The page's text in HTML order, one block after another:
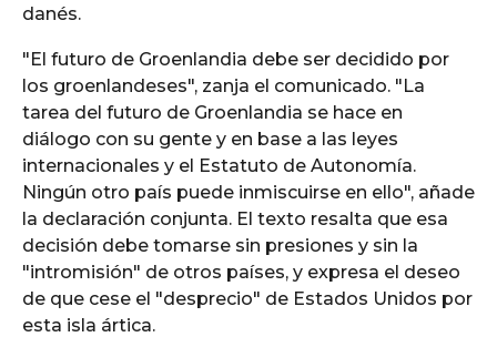
danés.
"El futuro de Groenlandia debe ser decidido por
los groenlandeses", zanja el comunicado. "La
tarea del futuro de Groenlandia se hace en
diálogo con su gente y en base a las leyes
internacionales y el Estatuto de Autonomía.
Ningún otro país puede inmiscuirse en ello", añade
la declaración conjunta. El texto resalta que esa
decisión debe tomarse sin presiones y sin la
"intromisión" de otros países, y expresa el deseo
de que cese el "desprecio" de Estados Unidos por
esta isla ártica.